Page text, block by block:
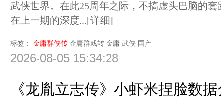
武侠世界。在此25周年之际，不搞虚头巴脑的
在上一期的深度...[详细]
标签： 金庸群侠传 金庸群戏转 金庸 武侠 国产
2026-08-05 15:34:28
《龙胤立志传》小虾米捏脸数